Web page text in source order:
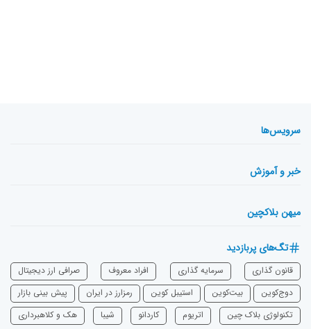
سرویس‌ها
خبر و آموزش
میهن بلاکچین
تگ‌های پربازدید
قانون گذاری سرمایه‌ گذاری افراد معروف
صرافی ارز دیجیتال
دوج‌کوین
بیت‌کوین استیبل کوین رمزارز در ایران
پیش بینی بازار
تکنولوژی بلاک چین
اتریوم ‌کاردانو شیبا هک و کلاهبرداری